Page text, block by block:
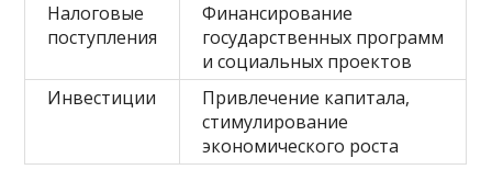
Налоговые
поступления
Финансирование
государственных программ
и социальных проектов
Инвестиции
Привлечение капитала,
стимулирование
экономического роста